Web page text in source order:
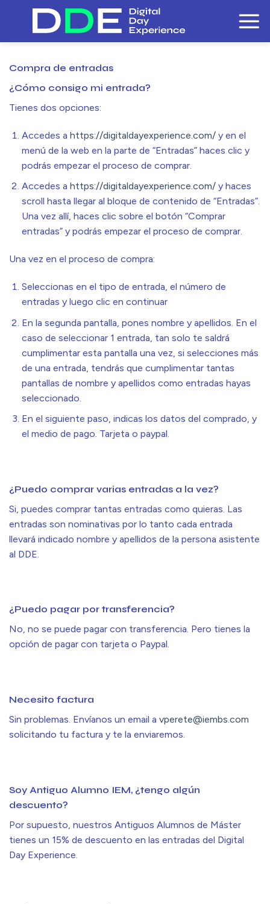
content
Compra de entradas
¿Cómo consigo mi entrada?
Tienes dos opciones:
Accedes a https://digitaldayexperience.com/y en el
menú de la web en la parte de “Entradas” haces clic y
podrás empezar el proceso de comprar.
Accedes a https://digitaldayexperience.com/y haces
scroll hasta llegar al bloque de contenido de “Entradas”.
Una vez allí, haces clic sobre el botón “Comprar
entradas” y podrás empezar el proceso de comprar.
Una vez en el proceso de compra:
Seleccionas en el tipo de entrada, el número de
entradas y luego clic en continuar
En la segunda pantalla, pones nombre y apellidos. En el
caso de seleccionar 1 entrada, tan solo te saldrá
cumplimentar esta pantalla una vez, si selecciones más
de una entrada, tendrás que cumplimentar tantas
pantallas de nombre y apellidos como entradas hayas
seleccionado.
En el siguiente paso, indicas los datos del comprado, y
el medio de pago. Tarjeta o paypal.
¿Puedo comprar varias entradas a la vez?
Si, puedes comprar tantas entradas como quieras. Las
entradas son nominativas por lo tanto cada entrada
llevará indicado nombre y apellidos de la persona asistente
al DDE.
¿Puedo pagar por transferencia?
No, no se puede pagar con transferencia. Pero tienes la
opción de pagar con tarjeta o Paypal.
Necesito factura
Sin problemas. Envíanos un email a vperete@iembs.com
solicitando tu factura y te la enviaremos.
Soy Antiguo Alumno IEM, ¿tengo algún
descuento?
Por supuesto, nuestros Antiguos Alumnos de Máster
tienes un 15% de descuento en las entradas del Digital
Day Experience.